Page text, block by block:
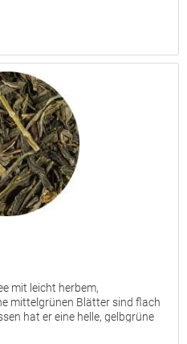
mit leicht herbem,
mittelgrünen Blätter sind flach
hat er eine helle, gelbgrüne